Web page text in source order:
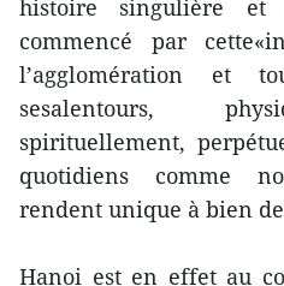
histoire singulière et
commencé par
l’agglomération et
sesalentours,
spirituellement,
quotidiens comme
rendent unique à bien
Hanoi est en effet au